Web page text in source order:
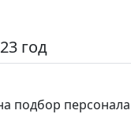
год
подбор